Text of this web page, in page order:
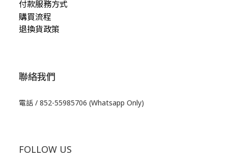
付款服務方式
購買流程
退換貨政策
聯絡我們
電話 / 852-55985706 (Whatsapp Only)
FOLLOW US